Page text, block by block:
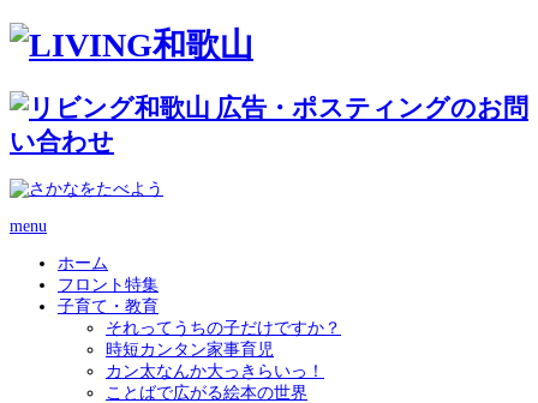
menu
ホーム
フロント特集
子育て・教育
それってうちの子だけですか？
時短カンタン家事育児
カン太なんか大っきらいっ！
ことばで広がる絵本の世界